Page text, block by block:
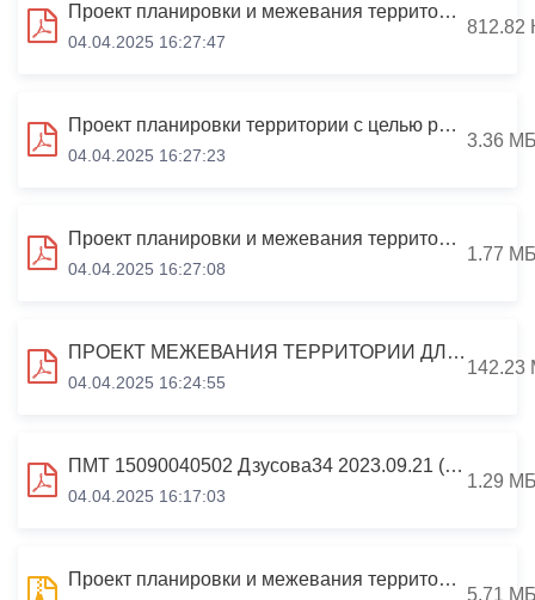
Проект планировки и межевания территории в границах кадастрового квартала 15:09:0021401 (ул. Шмулевича)
04.04.2025 16:27:47
812.82
Проект планировки территории с целью размещения многоквартирного жилого дома по адресу: Республика Северная Осетия-Алания, город Владикавказ, ул. Алихана Гагкаева (район рынка "Викалина"), с кадастровыми номерами ЗУ 15:09:0040903:401
04.04.2025 16:27:23
3.36
Проект планировки и межевания территории в границах кадастрового квартала 15:09:0040305 (ул. Весенняя, 13а)
04.04.2025 16:27:08
1.77
ПРОЕКТ МЕЖЕВАНИЯ ТЕРРИТОРИИ ДЛЯ РАЗМЕЩЕНИЯ КОМПЛЕКСНОЙ ЖИЛОЙ ЗАСТРОЙКИ ПО АДРЕСУ: Г.ВЛАДИКАВКАЗ, УЛИЦА ЗУРАБА МАГКАЕВА/ШМУЛЕВИЧА,2 2024/7707-ПМТ
04.04.2025 16:24:55
142.23
ПМТ 15090040502 Дзусова34 2023.09.21 (1).pdf
04.04.2025 16:17:03
1.29
Проект планировки и межевания территории, по ул. Астана Кесаева, 26 «а», г. Владикавказ, РСО-Алания
5.71